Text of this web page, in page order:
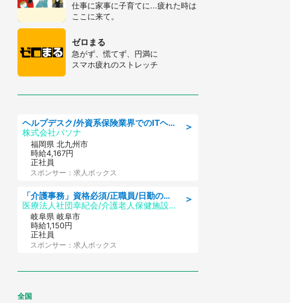
仕事に家事に子育てに...疲れた時は
ここに来て。
ゼロまる
急がず、慌てず、円満に
スマホ疲れのストレッチ
＞
ヘルプデスク/外資系保険業界でのITヘルプデスク業務/駅近/即日勤務可/ヘルプデスク
株式会社パソナ
福岡県 北九州市
時給4,167円
正社員
スポンサー：求人ボックス
＞
「介護事務」資格必須/正職員/日勤のみ/介護老人保健施設
医療法人社団幸紀会/介護老人保健施設 グリーンビラ安江
岐阜県 岐阜市
時給1,150円
正社員
スポンサー：求人ボックス
全国